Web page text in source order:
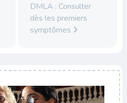
DMLA : Consulter
dès les premiers
symptômes